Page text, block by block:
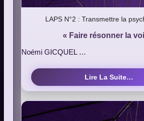
LAPS N°2 : Transmettre la
« Faire résonner la
Noémi GICQUEL …
Lire La Suite…